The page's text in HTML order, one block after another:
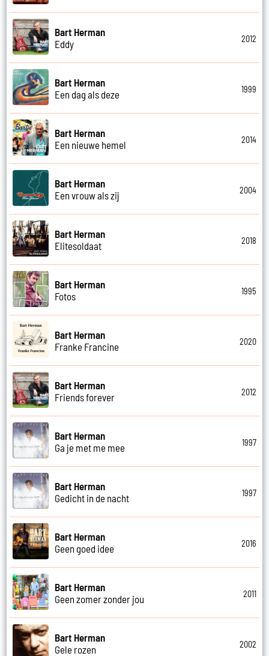
Bart Herman
Eddy
2012
Bart Herman
Een dag als deze
1999
Bart Herman
Een nieuwe hemel
2014
Bart Herman
Een vrouw als zij
2004
Bart Herman
Elitesoldaat
2018
Bart Herman
Fotos
1995
Bart Herman
Franke Francine
2020
Bart Herman
Friends forever
2012
Bart Herman
Ga je met me mee
1997
Bart Herman
Gedicht in de nacht
1997
Bart Herman
Geen goed idee
2016
Bart Herman
Geen zomer zonder jou
2011
Bart Herman
Gele rozen
2002